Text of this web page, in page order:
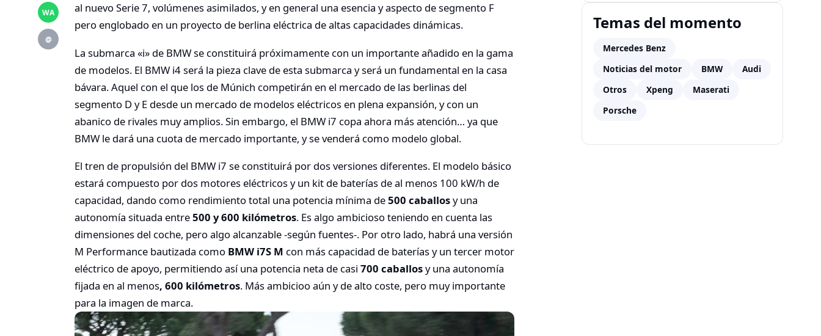
WA
@
al nuevo Serie 7, volúmenes asimilados, y en general una esencia y aspecto de segmento F
pero englobado en un proyecto de berlina eléctrica de altas capacidades dinámicas.
La submarca «i» de BMW se constituirá próximamente con un importante añadido en la gama
de modelos. El BMW i4 será la pieza clave de esta submarca y será un fundamental en la casa
bávara. Aquel con el que los de Múnich competirán en el mercado de las berlinas del
segmento D y E desde un mercado de modelos eléctricos en plena expansión, y con un
abanico de rivales muy amplios. Sin embargo, el BMW i7 copa ahora más atención… ya que
BMW le dará una cuota de mercado importante, y se venderá como modelo global.
El tren de propulsión del BMW i7 se constituirá por dos versiones diferentes. El modelo básico
estará compuesto por dos motores eléctricos y un kit de baterías de al menos 100 kW/h de
capacidad, dando como rendimiento total una potencia mínima de500 caballosy una
autonomía situada entre500 y 600 kilómetros. Es algo ambicioso teniendo en cuenta las
dimensiones del coche, pero algo alcanzable -según fuentes-. Por otro lado, habrá una versión
M Performance bautizada como BMW i7S M con más capacidad de baterías y un tercer motor
eléctrico de apoyo, permitiendo así una potencia neta de casi 700 caballosy una autonomía
fijada en al menos, 600 kilómetros. Más ambicioo aún y de alto coste, pero muy importante
para la imagen de marca.
Temas del momento
Mercedes Benz
Noticias del motor
BMW
Audi
Otros
Xpeng
Maserati
Porsche